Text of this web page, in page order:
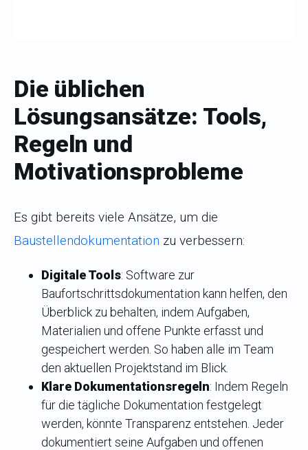
Die üblichen
Lösungsansätze: Tools,
Regeln und
Motivationsprobleme
Es gibt bereits viele Ansätze, um die
Baustellendokumentation zu verbessern:
Digitale Tools: Software zur
Baufortschrittsdokumentation kann helfen, den
Überblick zu behalten, indem Aufgaben,
Materialien und offene Punkte erfasst und
gespeichert werden. So haben alle im Team
den aktuellen Projektstand im Blick.
Klare Dokumentationsregeln: Indem Regeln
für die tägliche Dokumentation festgelegt
werden, könnte Transparenz entstehen. Jeder
dokumentiert seine Aufgaben und offenen